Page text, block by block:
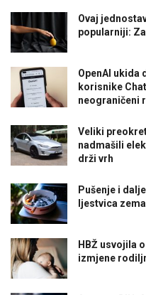
Ovaj
popularniji:
OpenAI ukida
korisnike
neograničeni
Veliki
nadmašili
drži vrh
Pušenje i
ljestvica
HBŽ usvojila
izmjene